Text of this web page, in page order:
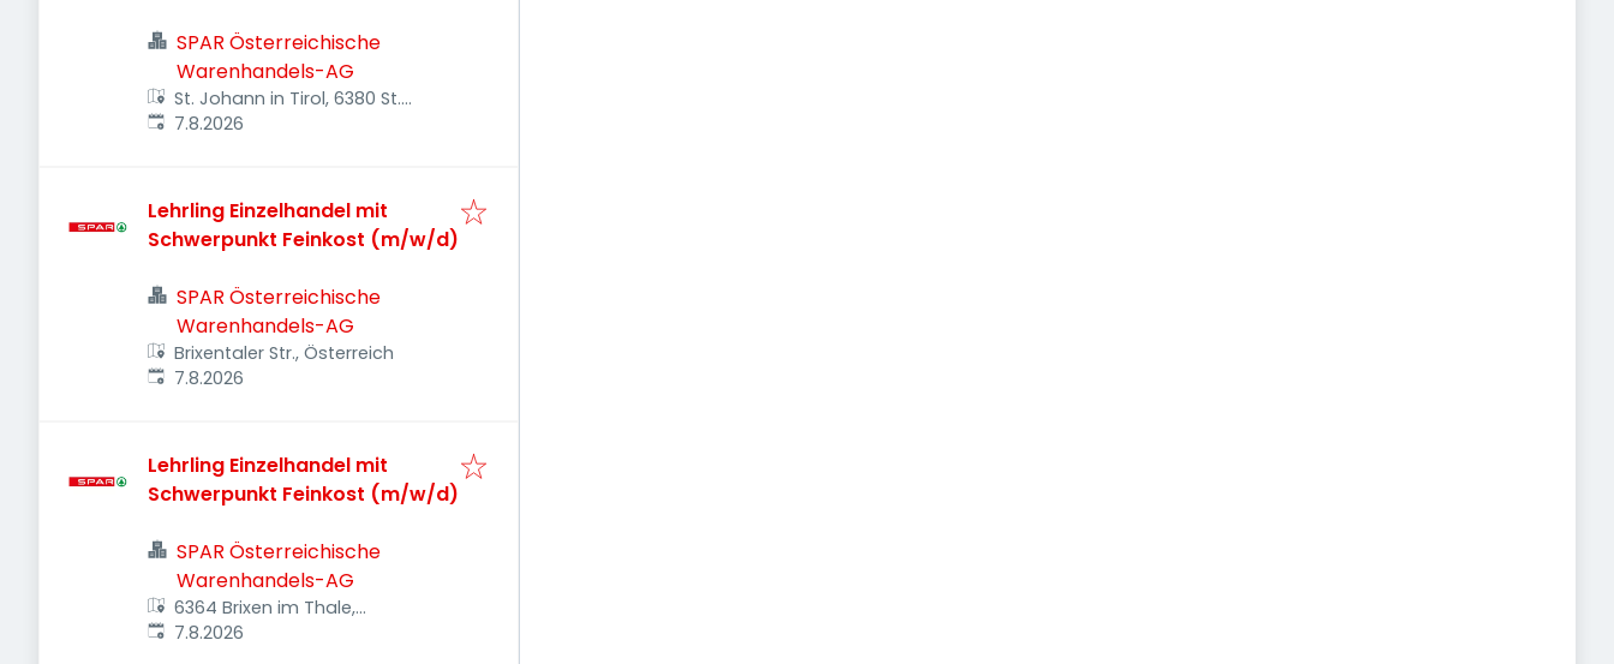
SPAR Österreichische
Warenhandels-AG
St. Johann in Tirol, 6380 St.
Johann in Tirol, Österreich
Veröffentlicht
7.8.2026
Lehrling Einzelhandel mit
Schwerpunkt Feinkost (m/w/d)
SPAR Österreichische
Warenhandels-AG
Brixentaler Str., Österreich
Veröffentlicht
7.8.2026
Lehrling Einzelhandel mit
Schwerpunkt Feinkost (m/w/d)
SPAR Österreichische
Warenhandels-AG
6364 Brixen im Thale,
Österreich
Veröffentlicht
7.8.2026